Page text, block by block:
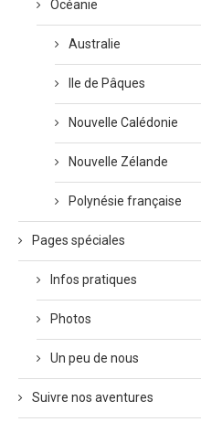
Océanie
Australie
Ile de Pâques
Nouvelle Calédonie
Nouvelle Zélande
Polynésie française
Pages spéciales
Infos pratiques
Photos
Un peu de nous
Suivre nos aventures